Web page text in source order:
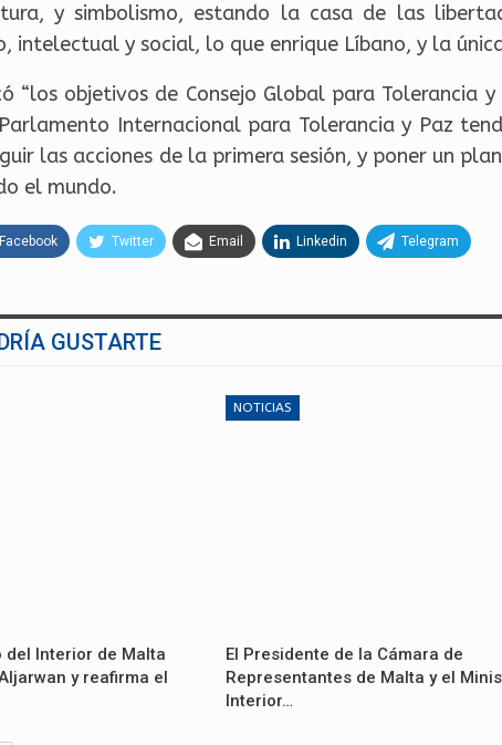
y simbolismo, estando la casa de las
intelectual y social, lo que enrique Líbano, y la
“los objetivos de Consejo Global para Tolerancia
Internacional para Tolerancia y Paz
las acciones de la primera sesión, y poner un
el mundo.
Facebook Twitter Email Linkedin Telegram
GUSTARTE
del Interior de Malta
y reafirma el
NOTICIAS
El Presidente de la Cámara de
Representantes de Malta y el
Interior…